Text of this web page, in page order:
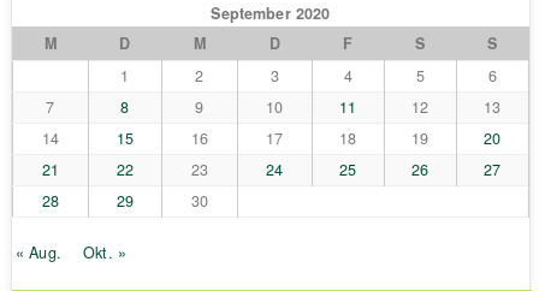
September 2020
M
D M D F S
S
1
2 3 4 5
6
7
8 9 10 11 12
13
14
15 16 17 18 19
20
21
22 23 24 25 26
27
28
29 30
« Aug. Okt. »